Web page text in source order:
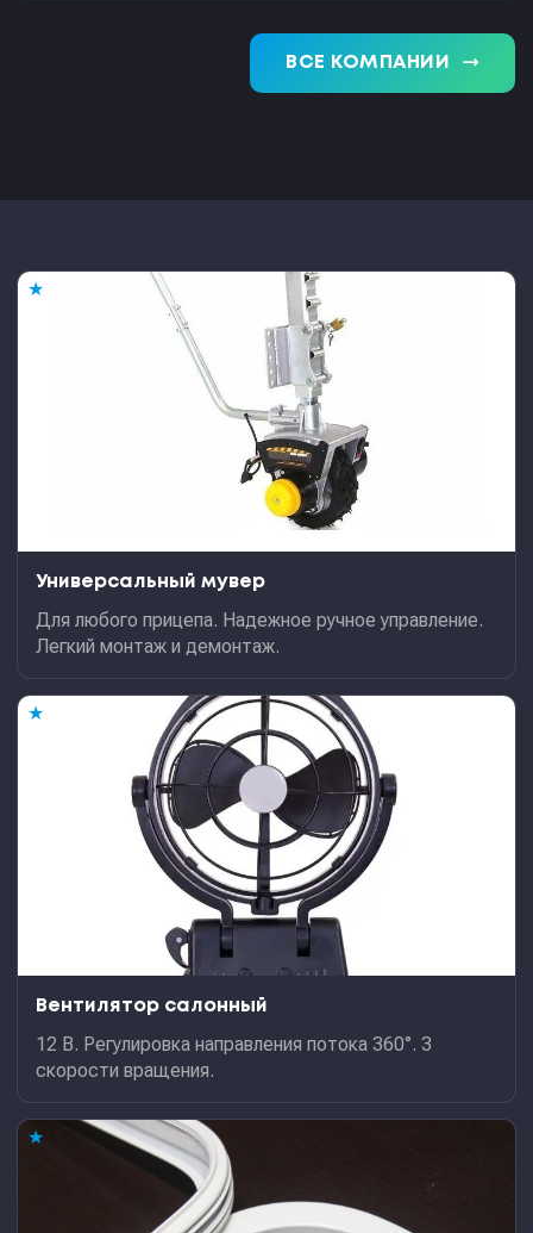
ВСЕ КОМПАНИИ trending_flat
★
Универсальный мувер
Для любого прицепа. Надежное ручное управление.
Легкий монтаж и демонтаж.
★
Вентилятор салонный
12 В. Регулировка направления потока 360°. 3
скорости вращения.
★